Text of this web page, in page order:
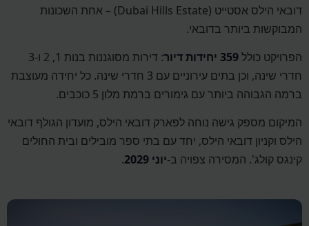
דובאי הילס אסטייט (Dubai Hills Estate) – אחת השכונות
המבוקשות ביותר בדובאי.
הפרויקט כולל359 יחידות דיור
: דירות מסוגננות בנות 1, 2 ו-3
חדרי שינה, וכן בתים עירוניים עם 3 חדרי שינה. כל יחידה מעוצבת
ברמה הגבוהה ביותר עם גימורים ברמת מלון 5 כוכבים.
המיקום מספק גישה נוחה לפארק דובאי הילס, מועדון הגולף דובאי
הילס וקניון דובאי הילס, יחד עם בתי ספר מובילים ובית החולים
קינגס קולג'. המסירה צפויה ב‑יוני 2029 .